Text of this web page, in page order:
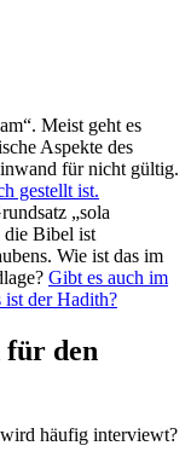
Meist geht es
Aspekte des
für nicht gültig.
gestellt ist.
„sola
die Bibel ist
Wie ist das im
Gibt es auch im
ist der Hadith?
für den
häufig interviewt?